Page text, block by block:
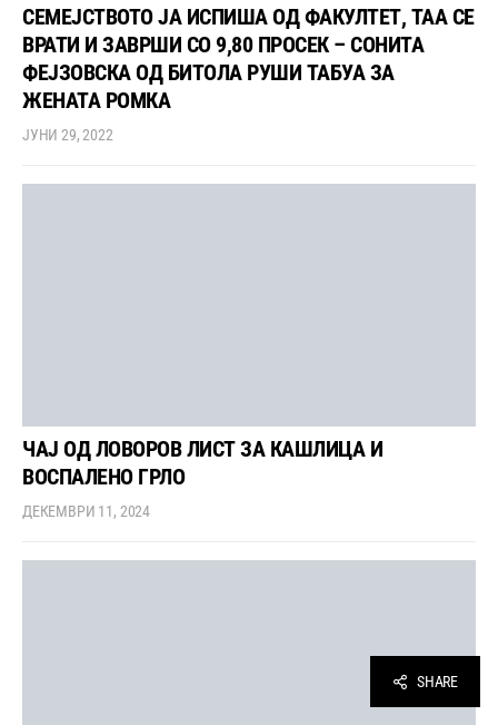
СЕМЕЈСТВОТО ЈА ИСПИША ОД ФАКУЛТЕТ, ТАА СЕ
ВРАТИ И ЗАВРШИ СО 9,80 ПРОСЕК – СОНИТА
ФЕЈЗОВСКА ОД БИТОЛА РУШИ ТАБУА ЗА
ЖЕНАТА РОМКА
ЈУНИ 29, 2022
ЧАЈ ОД ЛОВОРОВ ЛИСТ ЗА КАШЛИЦА И
ВОСПАЛЕНО ГРЛО
ДЕКЕМВРИ 11, 2024
SHARE